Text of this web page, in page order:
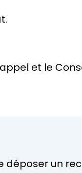
et le
déposer un